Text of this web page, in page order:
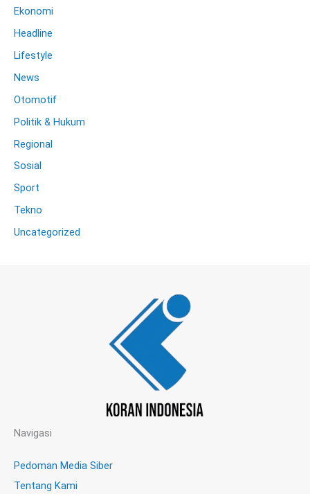
Ekonomi
Headline
Lifestyle
News
Otomotif
Politik & Hukum
Regional
Sosial
Sport
Tekno
Uncategorized
Navigasi
Pedoman Media Siber
Tentang Kami